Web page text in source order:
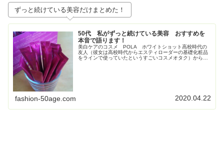
ずっと続けている美容だけまとめた！
50代 私がずっと続けている美容 おすすめを
本音で語ります！
美白ケアのコスメ POLA ホワイトショット高校時代の
友人（彼女は高校時代からエスティローダーの基礎化粧品
をラインで使っていたというすごいコスメオタク）からす
fashion-50age.com 2020.04.22